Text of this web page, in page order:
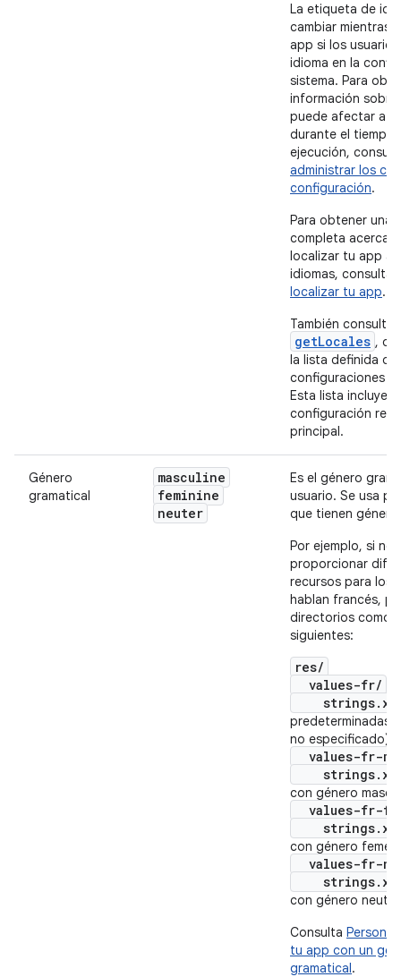
La etiqueta de
cambiar mientras
app si los
idioma en la
sistema. Para
información
puede afectar a
durante el tiempo
ejecución,
administrar los
configuración.
Para obtener una
completa acerca
localizar tu app a
idiomas, consulta
localizar tu app.
También consulta
getLocales ,
la lista definida de
configuraciones
Esta lista incluye la
configuración
principal.
Género
gramatical
masculine
feminine
neuter
Es el género
usuario. Se usa
que tienen
Por ejemplo, si
proporcionar
recursos para los
hablan francés,
directorios como
siguientes:
res/
values-fr/
predeterminadas
no especificado)
values-fr-
con género
values-fr-
con género
values-fr-
con género
Consulta
tu app con un
gramatical.